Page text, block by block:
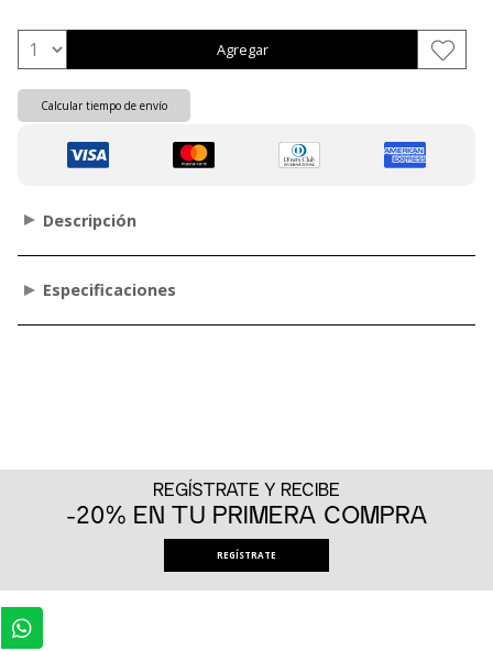
Agregar
Calcular tiempo de envío
Descripción
Especificaciones
REGÍSTRATE Y RECIBE
-20% EN TU PRIMERA COMPRA
REGÍSTRATE